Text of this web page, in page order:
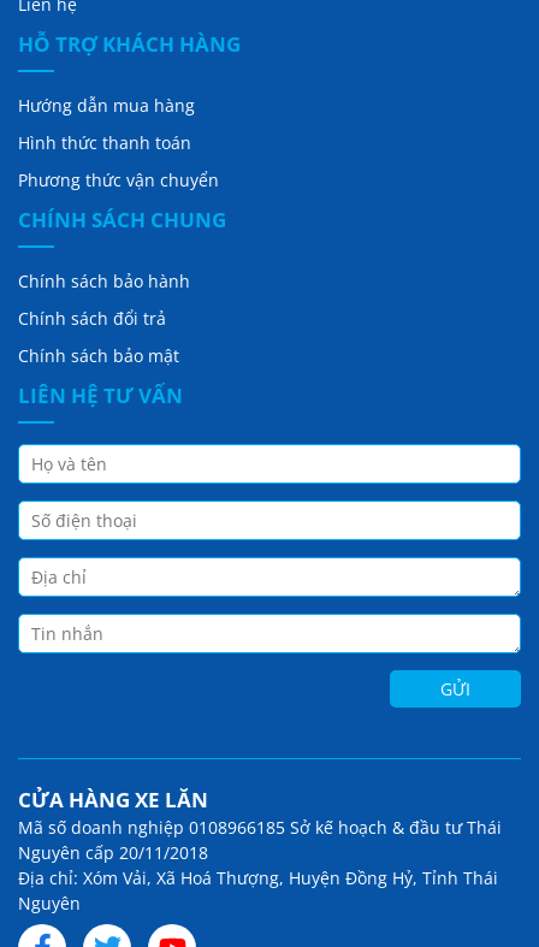
HỖ TRỢ KHÁCH HÀNG
Hướng dẫn mua hàng
Hình thức thanh toán
Phương thức vận chuyển
CHÍNH SÁCH CHUNG
Chính sách bảo hành
Chính sách đổi trả
Chính sách bảo mật
LIÊN HỆ TƯ VẤN
CỬA HÀNG XE LĂN
Mã số doanh nghiệp 0108966185 Sở kế hoạch & đầu tư Thái
Nguyên cấp 20/11/2018
Địa chỉ: Xóm Vải, Xã Hoá Thượng, Huyện Đồng Hỷ, Tỉnh Thái
Nguyên